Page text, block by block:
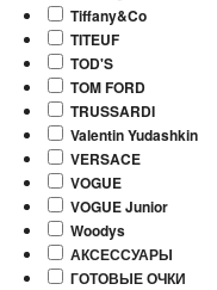
Tiffany&Co
TITEUF
TOD'S
TOM FORD
TRUSSARDI
Valentin Yudashkin
VERSACE
VOGUE
VOGUE Junior
Woodys
АКСЕССУАРЫ
ГОТОВЫЕ ОЧКИ